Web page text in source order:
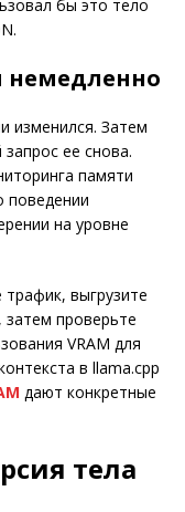
бы это тело
немедленно
изменился. Затем
запрос ее снова.
памяти
поведении
на уровне
трафик, выгрузите
затем проверьте
VRAM для
в llama.cpp
дают конкретные
тела